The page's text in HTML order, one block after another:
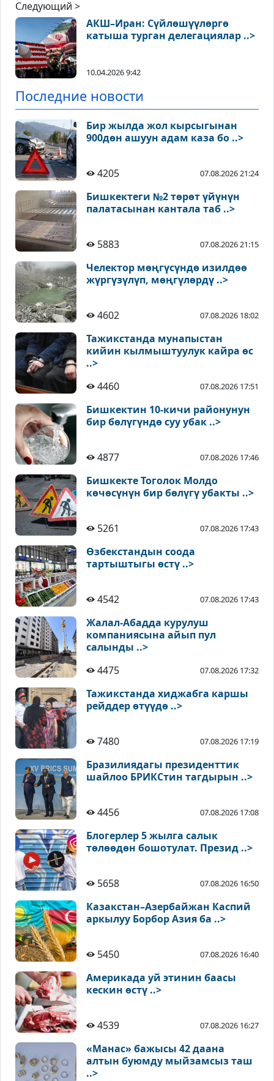
Следующий >
АКШ–Иран: Сүйлөшүүлөргө
катыша турган делегациялар ..>
10.04.2026 9:42
Последние новости
Бир жылда жол кырсыгынан
900дөн ашуун адам каза бо ..>
4205 07.08.2026 21:24
Бишкектеги №2 төрөт үйүнүн
палатасынан кантала таб ..>
5883 07.08.2026 21:15
Челектор мөңгүсүндө изилдөө
жүргүзүлүп, мөңгүлөрдү ..>
4602 07.08.2026 18:02
Тажикстанда мунапыстан
кийин кылмыштуулук кайра өс
..>
4460
07.08.2026 17:51
Бишкектин 10-кичи районунун
бир бөлүгүндө суу убак ..>
4877 07.08.2026 17:46
Бишкекте Тоголок Молдо
көчөсүнүн бир бөлүгү убакты ..>
5261 07.08.2026 17:43
Өзбекстандын соода
тартыштыгы өстү ..>
4542 07.08.2026 17:43
Жалал-Абадда курулуш
компаниясына айып пул
салынды ..>
4475
07.08.2026 17:32
Тажикстанда хиджабга каршы
рейддер өтүүдө ..>
7480 07.08.2026 17:19
Бразилиядагы президенттик
шайлоо БРИКСтин тагдырын ..>
4456 07.08.2026 17:08
Блогерлер 5 жылга салык
төлөөдөн бошотулат. Презид ..>
5658 07.08.2026 16:50
Казакстан–Азербайжан Каспий
аркылуу Борбор Азия ба ..>
5450 07.08.2026 16:40
Америкада уй этинин баасы
кескин өстү ..>
4539 07.08.2026 16:27
«Манас» бажысы 42 даана
алтын буюмду мыйзамсыз таш
..>